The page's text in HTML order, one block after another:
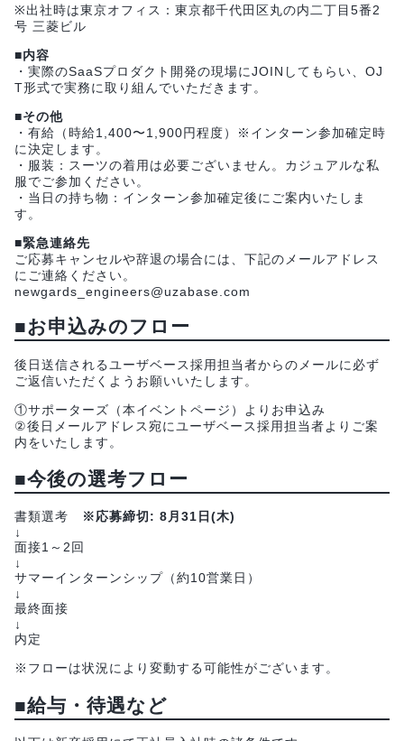
※出社時は東京オフィス：東京都千代田区丸の内二丁目5番2
号 三菱ビル
■内容
・実際のSaaSプロダクト開発の現場にJOINしてもらい、OJ
T形式で実務に取り組んでいただきます。
■その他
・有給（時給1,400〜1,900円程度）※インターン参加確定時
に決定します。
・服装：スーツの着用は必要ございません。カジュアルな私
服でご参加ください。
・当日の持ち物：インターン参加確定後にご案内いたしま
す。
■緊急連絡先
ご応募キャンセルや辞退の場合には、下記のメールアドレス
にご連絡ください。
newgards_engineers@uzabase.com
■お申込みのフロー
後日送信されるユーザベース採用担当者からのメールに必ず
ご返信いただくようお願いいたします。
①サポーターズ（本イベントページ）よりお申込み
②後日メールアドレス宛にユーザベース採用担当者よりご案
内をいたします。
■今後の選考フロー
書類選考
※応募締切: 8月31日(木)
↓
面接1～2回
↓
サマーインターンシップ（約10営業日）
↓
最終面接
↓
内定
※フローは状況により変動する可能性がございます。
■給与・待遇など